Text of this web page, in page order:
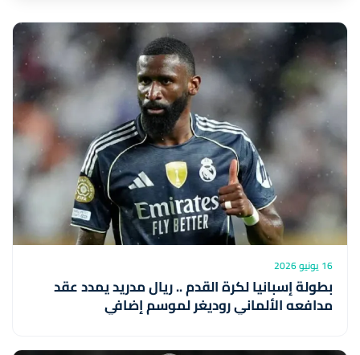
16 يونيو 2026
بطولة إسبانيا لكرة القدم .. ريال مدريد يمدد عقد
مدافعه الألماني روديغر لموسم إضافي